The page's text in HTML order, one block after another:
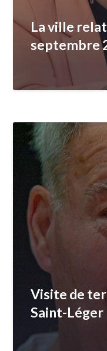
La ville
septembre
Visite de
Saint-Léger